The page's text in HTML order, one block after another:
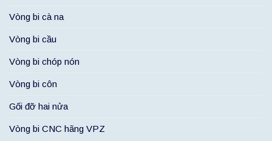
Vòng bi cà na
Vòng bi cầu
Vòng bi chóp nón
Vòng bi côn
Gối đỡ hai nửa
Vòng bi CNC hãng VPZ